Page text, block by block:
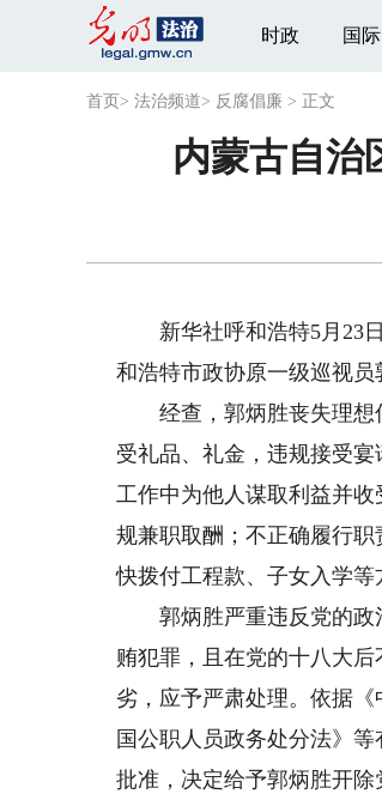
时政 国际
首页 > 法治频道> 反腐倡廉 > 正文
内蒙古自治
新华社呼和浩特5月23日
和浩特市政协原一级巡视员
经查，郭炳胜丧失理想
受礼品、礼金，违规接受
工作中为他人谋取利益并
规兼职取酬；不正确履行
快拨付工程款、子女入学等
郭炳胜严重违反党的政
贿犯罪，且在党的十八大
劣，应予严肃处理。依据
国公职人员政务处分法》
批准，决定给予郭炳胜开